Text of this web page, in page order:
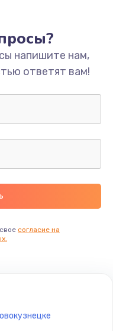
клапана
воды
напишите нам,
ответят вам!
согласие на